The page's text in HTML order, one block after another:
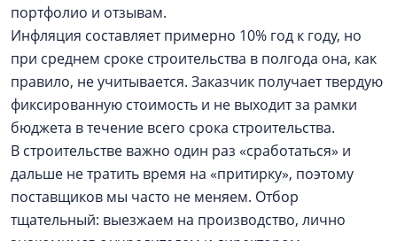
портфолио и отзывам.
Инфляция составляет примерно 10% год к году, но
при среднем сроке строительства в полгода она, как
правило, не учитывается. Заказчик получает твердую
фиксированную стоимость и не выходит за рамки
бюджета в течение всего срока строительства.
В строительстве важно один раз «сработаться» и
дальше не тратить время на «притирку», поэтому
поставщиков мы часто не меняем. Отбор
тщательный: выезжаем на производство, лично